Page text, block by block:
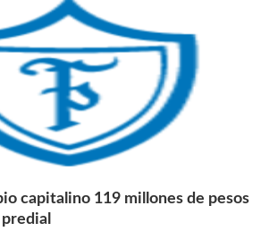
capitalino 119 millones de pesos